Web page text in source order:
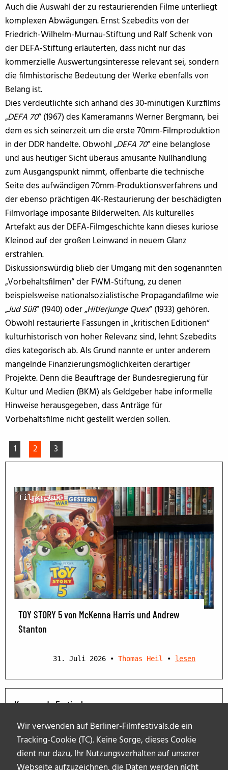
Wir verwenden auf Berliner-Filmfestivals.de ein
Tracking-Cookie (TC). Keine Sorge, dieses Cookie
dient nur dazu, Ihr Nutzungsverhalten auf unserer
Auch die Auswahl der zu restaurierenden Filme unterliegt
komplexen Abwägungen. Ernst Szebedits von der
Friedrich-Wilhelm-Murnau-Stiftung und Ralf Schenk von
der DEFA-Stiftung erläuterten, dass nicht nur das
kommerzielle Auswertungsinteresse relevant sei, sondern
die filmhistorische Bedeutung der Werke ebenfalls von
Belang ist.
Dies verdeutlichte sich anhand des 30-minütigen Kurzfilms
„DEFA 70“ (1967) des Kameramanns Werner Bergmann, bei
dem es sich seinerzeit um die erste 70mm-Filmproduktion
in der DDR handelte. Obwohl „DEFA 70“ eine belanglose
und aus heutiger Sicht überaus amüsante Nullhandlung
zum Ausgangspunkt nimmt, offenbarte die technische
Seite des aufwändigen 70mm-Produktionsverfahrens und
der ebenso prächtigen 4K-Restaurierung der beschädigten
Filmvorlage imposante Bilderwelten. Als kulturelles
Artefakt aus der DEFA-Filmgeschichte kann dieses kuriose
Kleinod auf der großen Leinwand in neuem Glanz
erstrahlen.
Diskussionswürdig blieb der Umgang mit den sogenannten
„Vorbehaltsfilmen“ der FWM-Stiftung, zu denen
beispielsweise nationalsozialistische Propagandafilme wie
„Jud Süß“ (1940) oder „Hitlerjunge Quex“ (1933) gehören.
Obwohl restaurierte Fassungen in „kritischen Editionen“
kulturhistorisch von hoher Relevanz sind, lehnt Szebedits
dies kategorisch ab. Als Grund nannte er unter anderem
mangelnde Finanzierungsmöglichkeiten derartiger
Projekte. Denn die Beauftrage der Bundesregierung für
Kultur und Medien (BKM) als Geldgeber habe informelle
Hinweise herausgegeben, dass Anträge für
Vorbehaltsfilme nicht gestellt werden sollen.
1 2 3
Filmkritik
TOY STORY 5 von McKenna Harris und Andrew
Stanton
31. Juli 2026 • Thomas Heil • lesen
Kommende Festivals